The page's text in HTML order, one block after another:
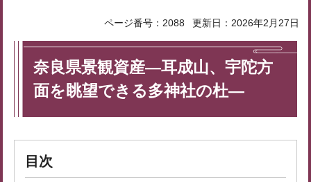
ページ番号：2088 更新日：2026年2月27日
奈良県景観資産―耳成山、宇陀方
面を眺望できる多神社の杜―
目次